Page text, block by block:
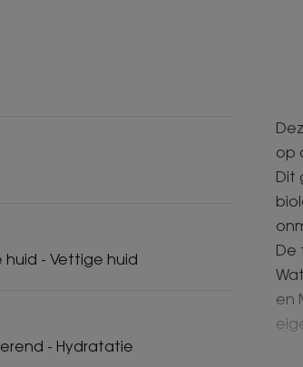
- Vettige huid
- Hydratatie
op
Dit
De
en